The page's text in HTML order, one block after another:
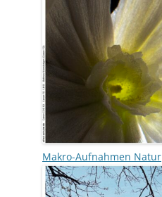
Makro-Aufnahmen Natur